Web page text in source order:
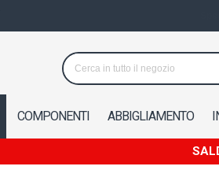
COMPONENTI ABBIGLIAMENTO